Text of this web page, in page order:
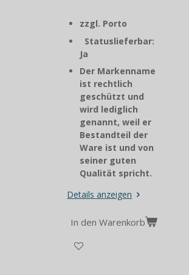
zzgl. Porto
Statuslieferbar:
Ja
Der Markenname
ist rechtlich
geschützt und
wird lediglich
genannt, weil er
Bestandteil der
Ware ist und von
seiner guten
Qualität spricht.
Details anzeigen
In den Warenkorb